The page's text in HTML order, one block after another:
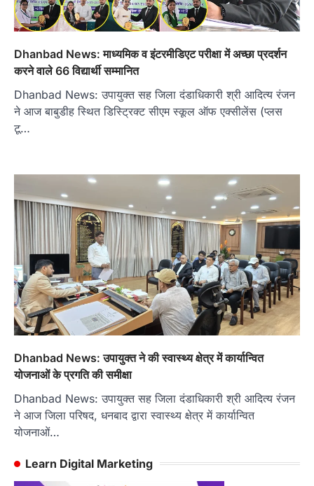
Dhanbad News: माध्यमिक व इंटरमीडिएट परीक्षा में अच्छा प्रदर्शन
करने वाले 66 विद्यार्थी सम्मानित
Dhanbad News: उपायुक्त सह जिला दंडाधिकारी श्री आदित्य रंजन
ने आज बाबुडीह स्थित डिस्ट्रिक्ट सीएम स्कूल ऑफ एक्सीलेंस (प्लस
टू…
Dhanbad News: उपायुक्त ने की स्वास्थ्य क्षेत्र में कार्यान्वित
योजनाओं के प्रगति की समीक्षा
Dhanbad News: उपायुक्त सह जिला दंडाधिकारी श्री आदित्य रंजन
ने आज जिला परिषद, धनबाद द्वारा स्वास्थ्य क्षेत्र में कार्यान्वित
योजनाओं…
Learn Digital Marketing